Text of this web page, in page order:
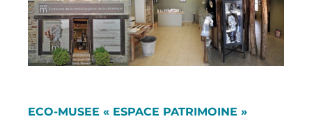
ECO-MUSEE « ESPACE PATRIMOINE »